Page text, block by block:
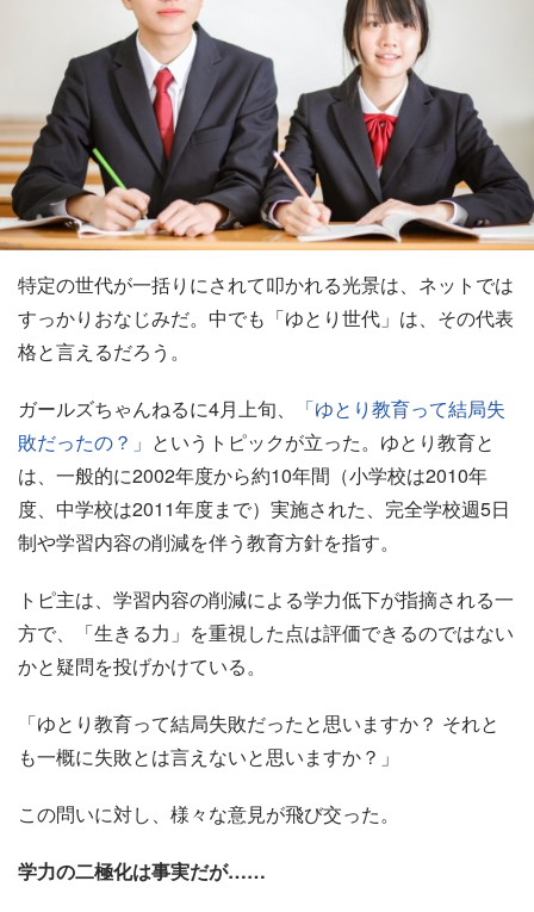
特定の世代が一括りにされて叩かれる光景は、ネットでは
すっかりおなじみだ。中でも「ゆとり世代」は、その代表
格と言えるだろう。
ガールズちゃんねるに4月上旬、
「ゆとり教育って結局失
敗だったの？」 というトピックが立った。ゆとり教育と
は、一般的に2002年度から約10年間（小学校は2010年
度、中学校は2011年度まで）実施された、完全学校週5日
制や学習内容の削減を伴う教育方針を指す。
トピ主は、学習内容の削減による学力低下が指摘される一
方で、「生きる力」を重視した点は評価できるのではない
かと疑問を投げかけている。
「ゆとり教育って結局失敗だったと思いますか？ それと
も一概に失敗とは言えないと思いますか？」
この問いに対し、様々な意見が飛び交った。
学力の二極化は事実だが……